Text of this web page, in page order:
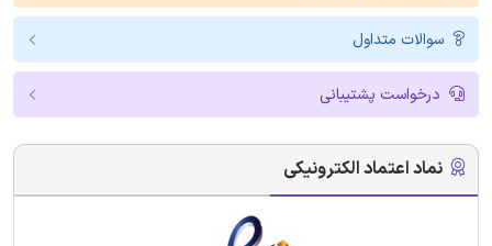
سوالات متداول
درخواست پشتیبانی
نماد اعتماد الکترونیکی